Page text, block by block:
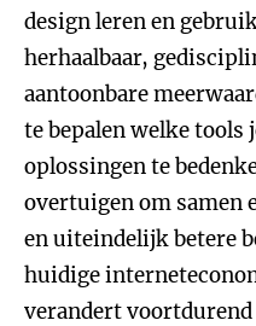
design leren en
herhaalbaar,
aantoonbare
te bepalen welke tools
oplossingen te
overtuigen om samen
en uiteindelijk betere
huidige
verandert